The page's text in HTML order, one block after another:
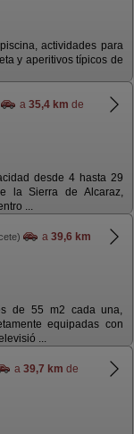
actividades para
y aperitivos típicos de
a 35,4 km de
desde 4 hasta 29
la Sierra de Alcaraz,
...
a 39,6 km
de 55 m2 cada una,
equipadas con
...
a 39,7 km de